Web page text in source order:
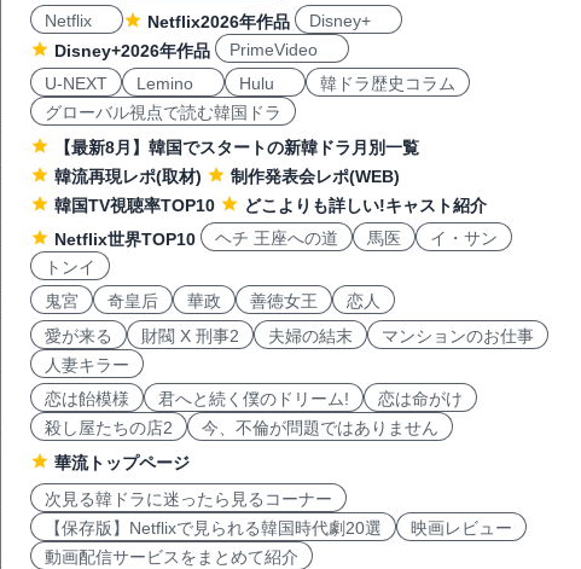
Netflix
Netflix2026年作品
Disney+
Disney+2026年作品
PrimeVideo
U-NEXT
Lemino Hulu
韓ドラ歴史コラム
グローバル視点で読む韓国ドラ
【最新8月】韓国でスタートの新韓ドラ月別一覧
韓流再現レポ(取材)
制作発表会レポ(WEB)
韓国TV視聴率TOP10
どこよりも詳しい!キャスト紹介
Netflix世界TOP10
ヘチ 王座への道 馬医
イ・サン
トンイ
鬼宮
奇皇后 華政 善徳女王
恋人
愛が来る
財閥 X 刑事2 夫婦の結末
マンションのお仕事
人妻キラー
恋は飴模様
君へと続く僕のドリーム!
恋は命がけ
殺し屋たちの店2
今、不倫が問題ではありません
華流トップページ
次見る韓ドラに迷ったら見るコーナー
【保存版】Netflixで見られる韓国時代劇20選
映画レビュー
動画配信サービスをまとめて紹介